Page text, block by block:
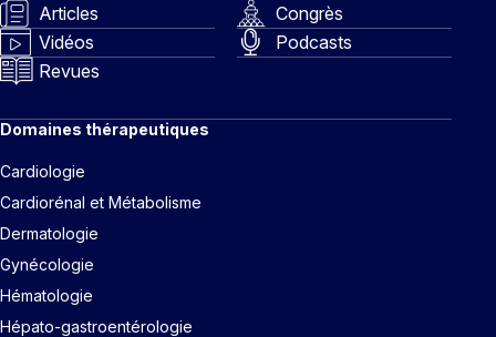
Articles
Congrès
Vidéos
Podcasts
Revues
Domaines thérapeutiques
Cardiologie
Cardiorénal et Métabolisme
Dermatologie
Gynécologie
Hématologie
Hépato-gastroentérologie